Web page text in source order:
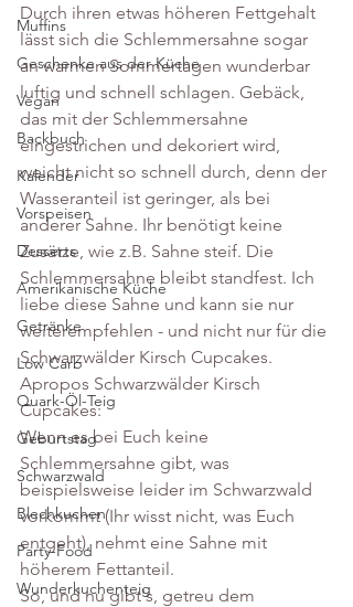
Muffins
Geschenke aus der Küche
Vegan
Backbuch
Kalender
Vorspeisen
Desserts
Amerikanische Küche
Getränke
Low Carb
Quark-Öl-Teig
Geburtstag
Schwarzwald
Blechkuchen
Party-Food
Wunderkuchenteig
Durch ihren etwas höheren Fettgehalt
lässt sich die Schlemmersahne sogar
an warmen Sommertagen wunderbar
luftig und schnell schlagen. Gebäck,
das mit der Schlemmersahne
eingestrichen und dekoriert wird,
weicht nicht so schnell durch, denn der
Wasseranteil ist geringer, als bei
anderer Sahne. Ihr benötigt keine
Zusätze, wie z.B. Sahne steif. Die
Schlemmersahne bleibt standfest. Ich
liebe diese Sahne und kann sie nur
weiterempfehlen - und nicht nur für die
Schwarzwälder Kirsch Cupcakes.
Apropos Schwarzwälder Kirsch
Cupcakes:
Wenn es bei Euch keine
Schlemmersahne gibt, was
beispielsweise leider im Schwarzwald
vorkommt (Ihr wisst nicht, was Euch
entgeht), nehmt eine Sahne mit
höherem Fettanteil.
So, und nu gibt's, getreu dem